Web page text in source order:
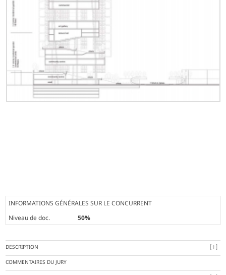
INFORMATIONS GÉNÉRALES SUR LE CONCURRENT
Niveau de doc.
50%
DESCRIPTION
COMMENTAIRES DU JURY